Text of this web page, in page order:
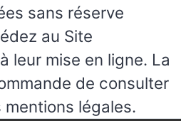
sans réserve
au Site
leur mise en ligne. La
de consulter
légales.